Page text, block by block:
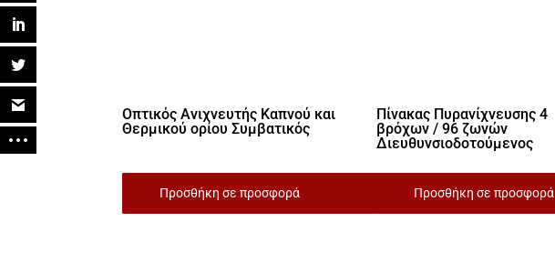
Οπτικός Ανιχνευτής Καπνού και
Θερμικού ορίου Συμβατικός
Προσθήκη σε προσφορά
Πίνακας Πυρανίχνευσης 4
βρόχων / 96 ζωνών
Διευθυνσιοδοτούμενος
Προσθήκη σε προσφορά